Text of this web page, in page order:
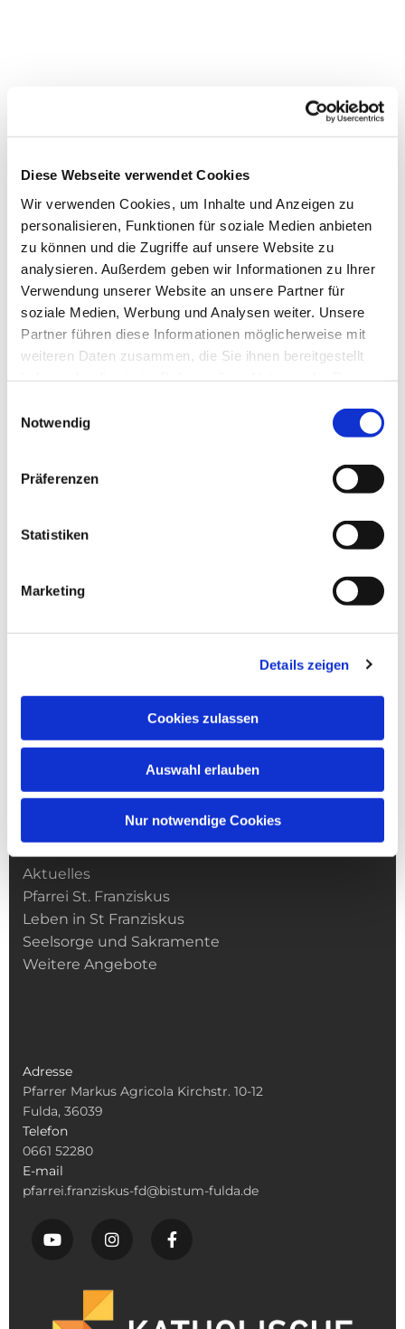
Diese Webseite verwendet Cookies
Wir verwenden Cookies, um Inhalte und Anzeigen zu
personalisieren, Funktionen für soziale Medien anbieten
zu können und die Zugriffe auf unsere Website zu
analysieren. Außerdem geben wir Informationen zu Ihrer
Verwendung unserer Website an unsere Partner für
soziale Medien, Werbung und Analysen weiter. Unsere
Partner führen diese Informationen möglicherweise mit
weiteren Daten zusammen, die Sie ihnen bereitgestellt
Notwendig
Präferenzen
Statistiken
Marketing
Details zeigen
Cookies zulassen
Auswahl erlauben
Nur notwendige Cookies
Dies könnte Sie auch
interessieren
Kirchengemeinde­­ St. Franziskus
Aktuelles
Pfarrei St. Franziskus
Leben in St Franziskus
Seelsorge und Sakramente
Weitere Angebote
Adresse
Pfarrer Markus Agricola Kirchstr. 10-12
Fulda, 36039
Telefon
0661 52280
E-mail
pfarrei.franziskus-fd@bistum-fulda.de